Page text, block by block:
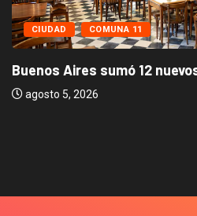
CIUDAD COMUNA 11
Buenos Aires sumó 12
agosto 5, 2026